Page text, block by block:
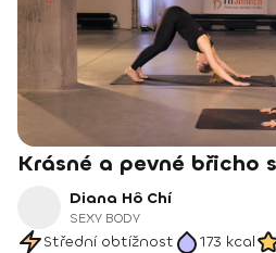
Krásné a pevné břicho
Diana Hô Chí
SEXY BODY
Střední obtížnost 173 kcal